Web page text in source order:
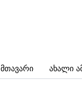
Მთავარი Ახალი